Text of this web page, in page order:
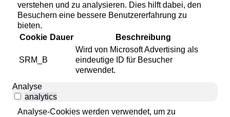
verstehen und zu analysieren. Dies hilft dabei, den
Besuchern eine bessere Benutzererfahrung zu
bieten.
Cookie Dauer Beschreibung
SRM_B
Wird von Microsoft Advertising als
eindeutige ID für Besucher
verwendet.
Analyse
analytics
Analyse-Cookies werden verwendet, um zu